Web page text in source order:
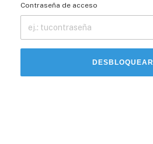
Contraseña de acceso
DESBLOQUEAR